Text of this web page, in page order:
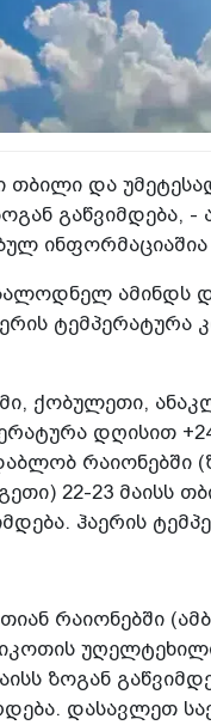
თბილი და
გაწვიმდება,
ინფორმაციაშია
ტემპერატურა
ქობულეთი,
დღისით
რაიონებში
22-23 მაისს
ჰაერის
რაიონებში
ზოგან
დასავლეთ